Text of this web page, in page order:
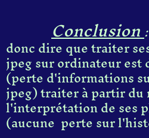
Conclusion:
donc dire que traiter
jpeg sur ordinateur est
(perte d'informations
jpeg) traiter à partir du
l'interprétation de ses
(aucune perte sur